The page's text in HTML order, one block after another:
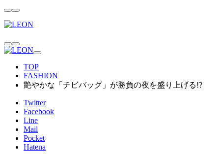
TOP
FASHION
艶やかな「チビバッグ」が勝負の夜を盛り上げる!?
Twitter
Facebook
Line
Mail
Pocket
Hatena